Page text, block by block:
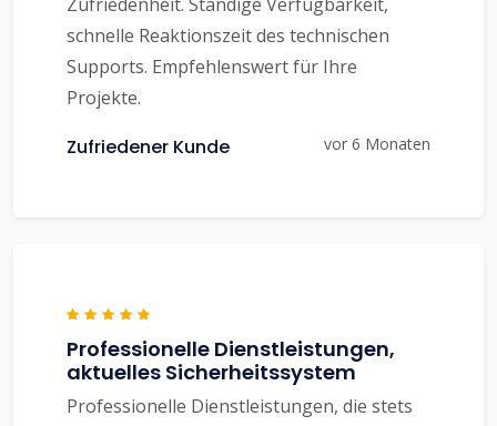
schnelle Reaktionszeit des technischen
Supports. Empfehlenswert für Ihre
Projekte.
Zufriedener Kunde vor 6 Monaten
Professionelle Dienstleistungen,
aktuelles Sicherheitssystem
Professionelle Dienstleistungen, die stets